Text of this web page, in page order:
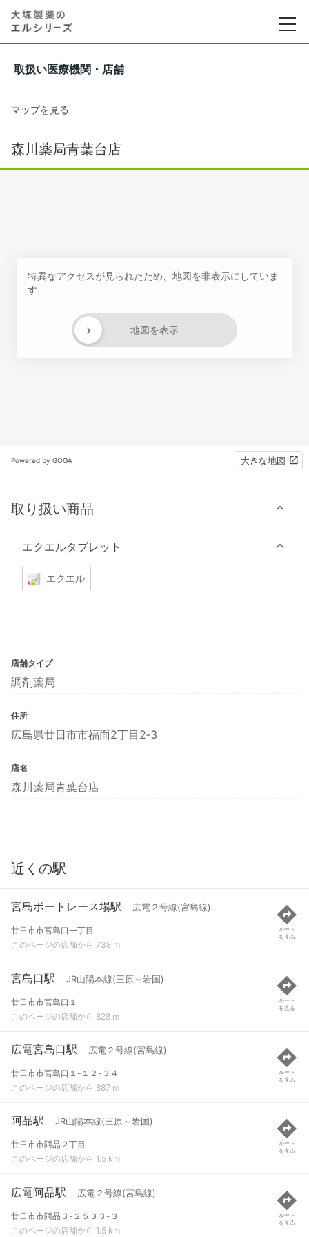
取扱い医療機関・店舗
マップを見る
森川薬局青葉台店
特異なアクセスが見られたため、地図を非表示にしていま
す
地図を表示
›
Powered by GOGA 大きな地図
取り扱い商品
エクエルタブレット
エクエル
店舗タイプ
調剤薬局
住所
広島県廿日市市福面2丁目2‐3
店名
森川薬局青葉台店
近くの駅
宮島ボートレース場駅 広電２号線(宮島線)
廿日市市宮島口一丁目
このページの店舗から 738 m
ルート
を見る
宮島口駅 JR山陽本線(三原～岩国)
廿日市市宮島口１
このページの店舗から 828 m
ルート
を見る
広電宮島口駅 広電２号線(宮島線)
廿日市市宮島口１-１２-３４
このページの店舗から 887 m
ルート
を見る
阿品駅 JR山陽本線(三原～岩国)
廿日市市阿品２丁目
このページの店舗から 1.5 km
ルート
を見る
広電阿品駅 広電２号線(宮島線)
廿日市市阿品３-２５３３-３
このページの店舗から 1.5 km
ルート
を見る